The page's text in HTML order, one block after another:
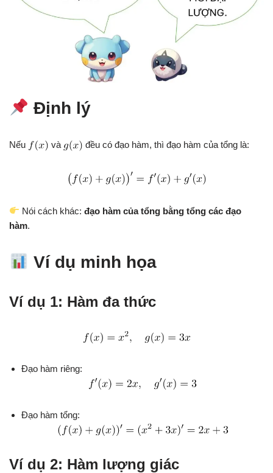
Định lý
Nếu và đều có đạo hàm, thì đạo hàm của tổng là:
Nói cách khác:đạo hàm của tổng bằng tổng các đạo
hàm.
Ví dụ minh họa
Ví dụ 1: Hàm đa thức
Đạo hàm riêng:
Đạo hàm tổng:
Ví dụ 2: Hàm lượng giác